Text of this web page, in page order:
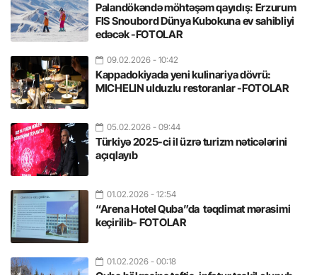
Palandökəndə möhtəşəm qayıdış: Erzurum
FIS Snoubord Dünya Kubokuna ev sahibliyi
edəcək -FOTOLAR
09.02.2026 - 10:42
Kappadokiyada yeni kulinariya dövrü:
MICHELIN ulduzlu restoranlar -FOTOLAR
05.02.2026 - 09:44
Türkiyə 2025-ci il üzrə turizm nəticələrini
açıqlayıb
01.02.2026 - 12:54
“Arena Hotel Quba”da təqdimat mərasimi
keçirilib- FOTOLAR
01.02.2026 - 00:18